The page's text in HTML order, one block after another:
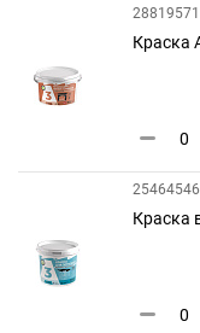
28819571
Краска
Краска